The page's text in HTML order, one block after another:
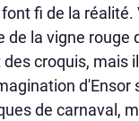
fi de la réalité.
de la vigne rouge
croquis, mais
d'Ensor
de carnaval,